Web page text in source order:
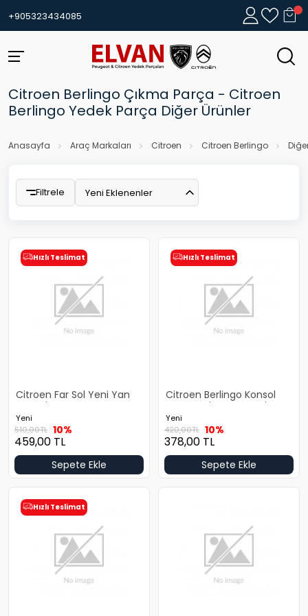
+905323434085
Citroen Berlingo Çıkma Parça - Citroen
Berlingo Yedek Parça Diğer Ürünler
Anasayfa Araç Markaları Citroen Citroen Berlingo
Filtrele Yeni Eklenenler
Hızlı Teslimat
Citroen Far Sol Yeni Yan
Sanayi
Yeni
510,00TL 10%
459,00 TL
Sepete Ekle
Hızlı Teslimat
Citroen Berlingo Konsol
Orta Yeni Yan Sanayi
Yeni
420,00TL 10%
378,00 TL
Sepete Ekle
Hızlı Teslimat